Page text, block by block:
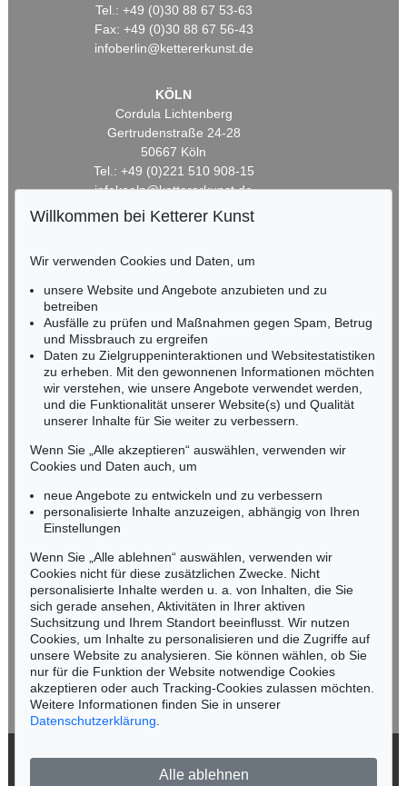
Tel.: +49 (0)30 88 67 53-63
Fax: +49 (0)30 88 67 56-43
infoberlin@kettererkunst.de
KÖLN
Cordula Lichtenberg
Gertrudenstraße 24-28
50667 Köln
Tel.: +49 (0)221 510 908-15
infokoeln@kettererkunst.de
HESSEN
Miriam Heß
Tel.: +49 (0)62 21 58 80-038
Fax: +49 (0)62 21 58 80-595
infoheidelberg@kettererkunst.de
NORDDEUTSCHLAND
Nico Kassel, M.A.
Mobil: +49 (0)171 8618661
n.kassel@kettererkunst.de
Keine Auktion mehr verpassen!
Wir informieren Sie rechtzeitig.
Jetzt zum Newsletter anmelden >
Willkommen bei Ketterer Kunst
Wir verwenden Cookies und Daten, um
unsere Website und Angebote anzubieten und zu
betreiben
Ausfälle zu prüfen und Maßnahmen gegen Spam, Betrug
und Missbrauch zu ergreifen
Daten zu Zielgruppeninteraktionen und Websitestatistiken
zu erheben. Mit den gewonnenen Informationen möchten
wir verstehen, wie unsere Angebote verwendet werden,
und die Funktionalität unserer Website(s) und Qualität
unserer Inhalte für Sie weiter zu verbessern.
Wenn Sie „Alle akzeptieren“ auswählen, verwenden wir
Cookies und Daten auch, um
neue Angebote zu entwickeln und zu verbessern
personalisierte Inhalte anzuzeigen, abhängig von Ihren
Einstellungen
Wenn Sie „Alle ablehnen“ auswählen, verwenden wir
Cookies nicht für diese zusätzlichen Zwecke. Nicht
personalisierte Inhalte werden u. a. von Inhalten, die Sie
sich gerade ansehen, Aktivitäten in Ihrer aktiven
Suchsitzung und Ihrem Standort beeinflusst. Wir nutzen
Cookies, um Inhalte zu personalisieren und die Zugriffe auf
unsere Website zu analysieren. Sie können wählen, ob Sie
nur für die Funktion der Website notwendige Cookies
akzeptieren oder auch Tracking-Cookies zulassen möchten.
Weitere Informationen finden Sie in unserer
Datenschutzerklärung
Alle ablehnen